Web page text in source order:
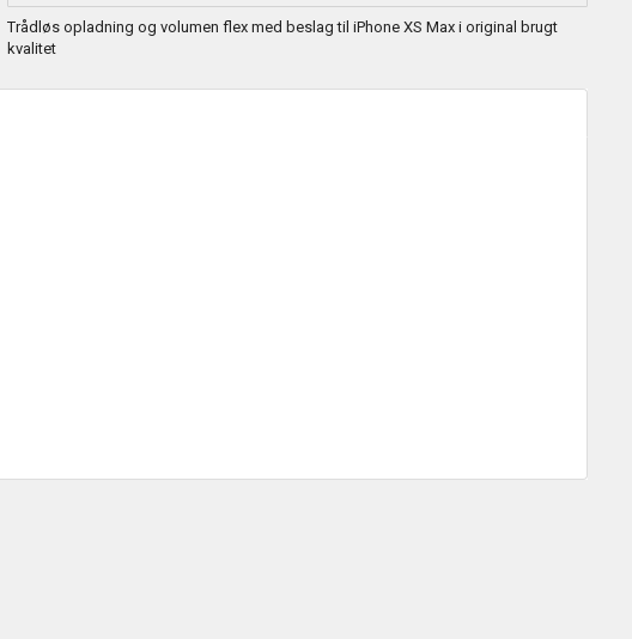
Trådløs opladning og volumen flex med beslag til iPhone XS Max i original brugt
kvalitet